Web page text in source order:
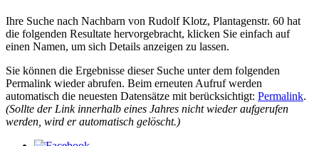
Ihre Suche nach Nachbarn von Rudolf Klotz, Plantagenstr. 60 hat
die folgenden Resultate hervorgebracht, klicken Sie einfach auf
einen Namen, um sich Details anzeigen zu lassen.
Sie können die Ergebnisse dieser Suche unter dem folgenden
Permalink wieder abrufen. Beim erneuten Aufruf werden
automatisch die neuesten Datensätze mit berücksichtigt: Permalink.
(Sollte der Link innerhalb eines Jahres nicht wieder aufgerufen
werden, wird er automatisch gelöscht.)